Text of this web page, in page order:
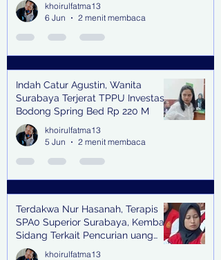
khoirulfatma13
6 Jun
2 menit membaca
Indah Catur Agustin, Wanita
Surabaya Terjerat TPPU Investasi
Bodong Spring Bed Rp 220 M
khoirulfatma13
5 Jun
2 menit membaca
Terdakwa Nur Hasanah, Terapis
SPA0 Superior Surabaya, Kembali
Sidang Terkait Pencurian uang
senilai Rp1,285 M di PN Surabaya
khoirulfatma13